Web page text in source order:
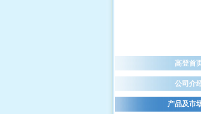
高登首
公司介
产品及市